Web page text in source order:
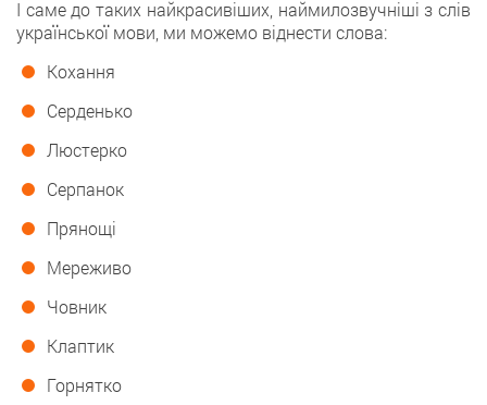
І саме до таких найкрасивіших, наймилозвучніші з слів
української мови, ми можемо віднести слова:
Кохання
Серденько
Люстерко
Серпанок
Прянощі
Мереживо
Човник
Клаптик
Горнятко